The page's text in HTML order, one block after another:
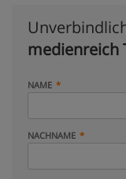
medienreich
NAME
NACHNAME